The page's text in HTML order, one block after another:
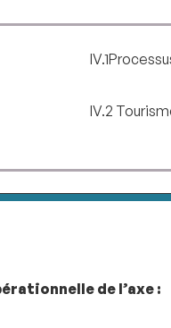
IV.2
de l’axe :